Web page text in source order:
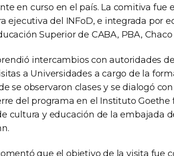
en curso en el país. La comitiva fue
ejecutiva del INFoD, e integrada por
Superior de CABA, PBA, Chaco
intercambios con autoridades
a Universidades a cargo de la
se observaron clases y se dialogó
del programa en el Instituto Goethe
cultura y educación de la embajada
que el objetivo de la visita fue